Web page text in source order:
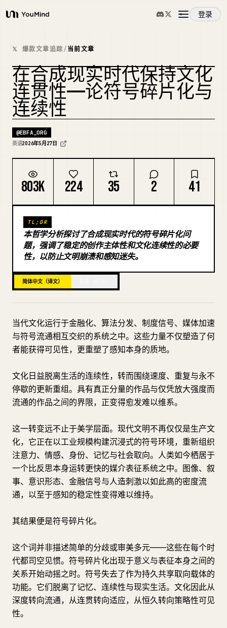
YouMind
登录
概览
使用案例
技能
提示词
下载
博客
更新
𝕏 爆款文章追踪/当前文章
在合成现实时代保持文化
连贯性——论符号碎片化与
连续性
@EBFA_ORG
英语2026年5月27日
803K 224 35 2 41
TL;DR
本哲学分析探讨了合成现实时代的符号碎片化问
题，强调了稳定的创作主体性和文化连续性的必要
性，以防止文明崩溃和感知迷失。
简体中文（译文）
当代文化运行于金融化、算法分发、制度信号、媒体加速
与符号流通相互交织的系统之中。这些力量不仅塑造了何
者能获得可见性，更重塑了感知本身的质地。
文化日益脱离生活的连续性，转而围绕速度、重复与永不
停歇的更新重组。具有真正分量的作品与仅凭放大强度而
流通的作品之间的界限，正变得愈发难以维系。
这一转变远不止于美学层面。现代文明不再仅仅是生产文
化，它正在以工业规模构建沉浸式的符号环境，重新组织
注意力、情感、身份、记忆与社会取向。人类如今栖居于
一个比反思本身运转更快的媒介表征系统之中。图像、叙
事、意识形态、金融信号与人造刺激以如此高的密度流
通，以至于感知的稳定性变得难以维持。
其结果便是符号碎片化。
这个词并非描述简单的分歧或审美多元——这些在每个时
代都司空见惯。符号碎片化出现于意义与表征本身之间的
关系开始动摇之时。符号失去了作为持久共享取向载体的
功能。它们脱离了记忆、连续性与现实生活。文化因此从
深度转向流通，从连贯转向适应，从恒久转向策略性可见
性。